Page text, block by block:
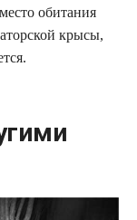
обитания
крысы,